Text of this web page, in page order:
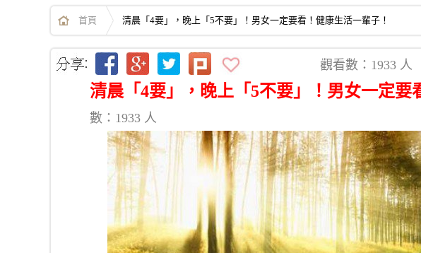
首頁 清晨「4要」，晚上「5不要」！男女一定要看！健康生活一輩子！
觀看數：1933 人
清晨「4要」，晚上「5不要」！男女一定要
數：1933 人